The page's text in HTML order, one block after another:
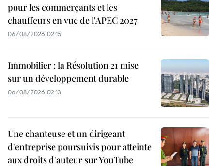
pour les commerçants et les
chauffeurs en vue de l'APEC 2027
06/08/2026 02:15
Immobilier : la Résolution 21 mise
sur un développement durable
06/08/2026 02:13
Une chanteuse et un dirigeant
d'entreprise poursuivis pour atteinte
aux droits d'auteur sur YouTube